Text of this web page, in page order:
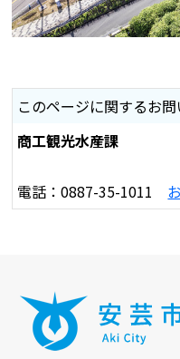
このページに関するお
商工観光水産課
電話：0887-35-1011